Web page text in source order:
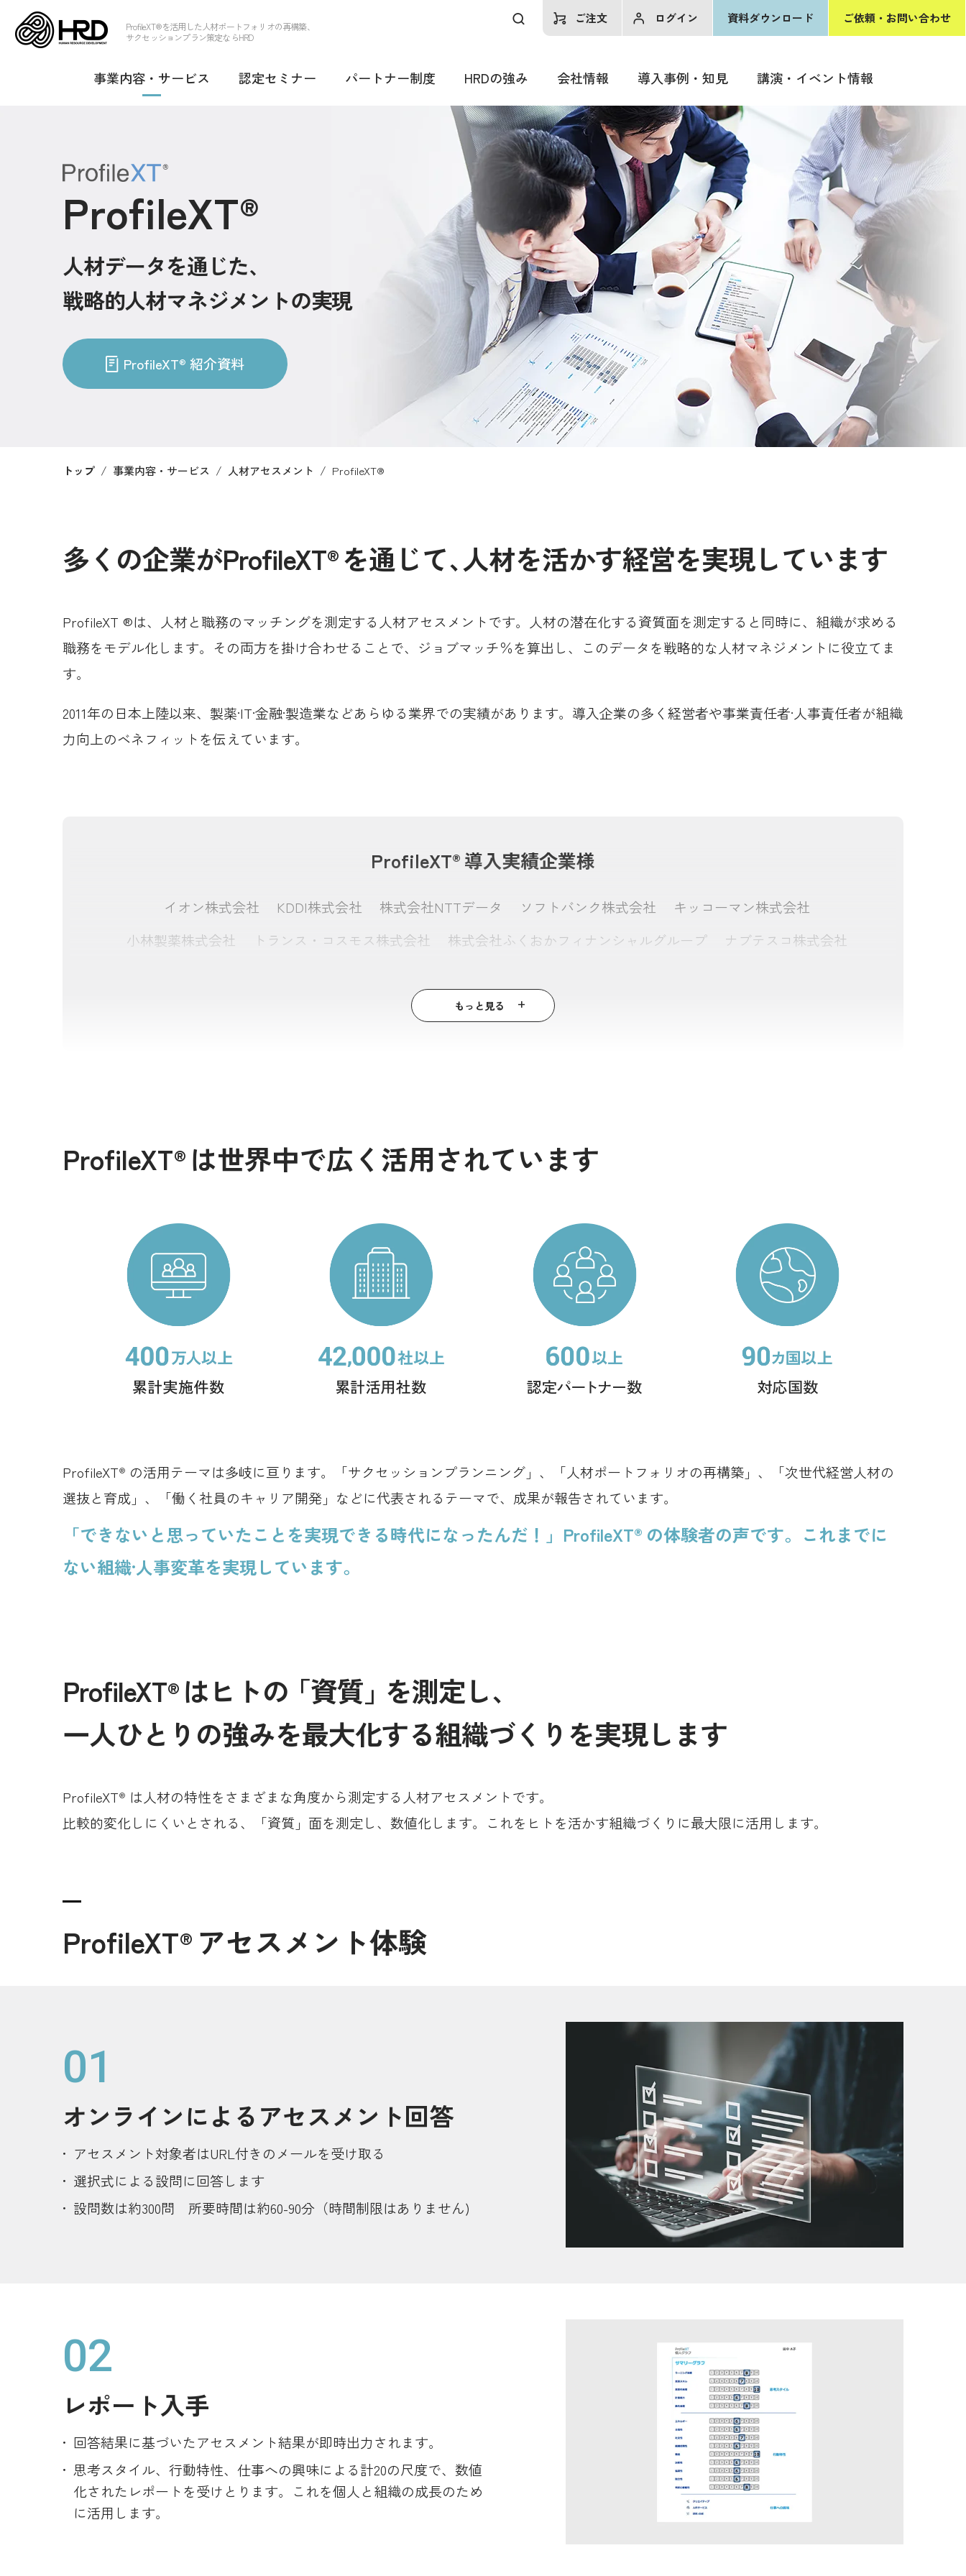
事業内容・サービス HRDの強み 会社情報 導入事例・知見 講演・イベント情報
ProfileXT®︎を活用した人材ポートフォリオの再構築、
サクセッションプラン策定ならHRD
ご注文 ログイン 資料ダウンロード ご依頼・お問い合わせ
事業内容・サービス 認定セミナー パートナー制度 HRDの強み 会社情報 導入事例・知見 講演・イベント情報
ProfileXT®
人材データを通じた、
戦略的人材マネジメントの実現
ProfileXT® 紹介資料
トップ / 事業内容・サービス / 人材アセスメント / ProfileXT®
多くの企業がProfileXT® を通じて、人材を活かす経営を実現しています
ProfileXT ®は、人材と職務のマッチングを測定する人材アセスメントです。人材の潜在化する資質面を測定すると同時に、組織が求める
職務をモデル化します。その両方を掛け合わせることで、ジョブマッチ％を算出し、このデータを戦略的な人材マネジメントに役立てま
す。
2011年の日本上陸以来、製薬·IT·金融·製造業などあらゆる業界での実績があります。導入企業の多く経営者や事業責任者·人事責任者が組織
力向上のベネフィットを伝えています。
ProfileXT® 導入実績企業様
イオン株式会社 KDDI株式会社 株式会社NTTデータ ソフトバンク株式会社
キッコーマン株式会社
小林製薬株式会社
トランス・コスモス株式会社 株式会社ふくおかフィナンシャルグループ
ナブテスコ株式会社
他上場企業、外資系、等導入多数
もっと見る
ProfileXT® は世界中で広く活用されています
ProfileXT® の活用テーマは多岐に亘ります。「サクセッションプランニング」、「人材ポートフォリオの再構築」、「次世代経営人材の
選抜と育成」、「働く社員のキャリア開発」などに代表されるテーマで、成果が報告されています。
「できないと思っていたことを実現できる時代になったんだ！」ProfileXT® の体験者の声です。これまでに
ない組織·人事変革を実現しています。
ProfileXT® はヒトの「資質 」 を測定し、
一人ひとりの強みを最大化する組織づくりを実現します
ProfileXT® は人材の特性をさまざまな角度から測定する人材アセスメントです。
比較的変化しにくいとされる、「資質」面を測定し、数値化します。これをヒトを活かす組織づくりに最大限に活用します。
ProfileXT® アセスメント体験
01
オンラインによるアセスメント回答
アセスメント対象者はURL付きのメールを受け取る
選択式による設問に回答します
設問数は約300問 所要時間は約60-90分（時間制限はありません)
02
レポート入手
回答結果に基づいたアセスメント結果が即時出力されます。
思考スタイル、行動特性、仕事への興味による計20の尺度で、数値
化されたレポートを受けとります。これを個人と組織の成長のため
に活用します。